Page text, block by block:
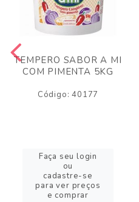
TEMPERO SABOR A MI
COM PIMENTA 5KG
Código: 40177
Faça seu login
ou
cadastre-se
para ver preços
e comprar